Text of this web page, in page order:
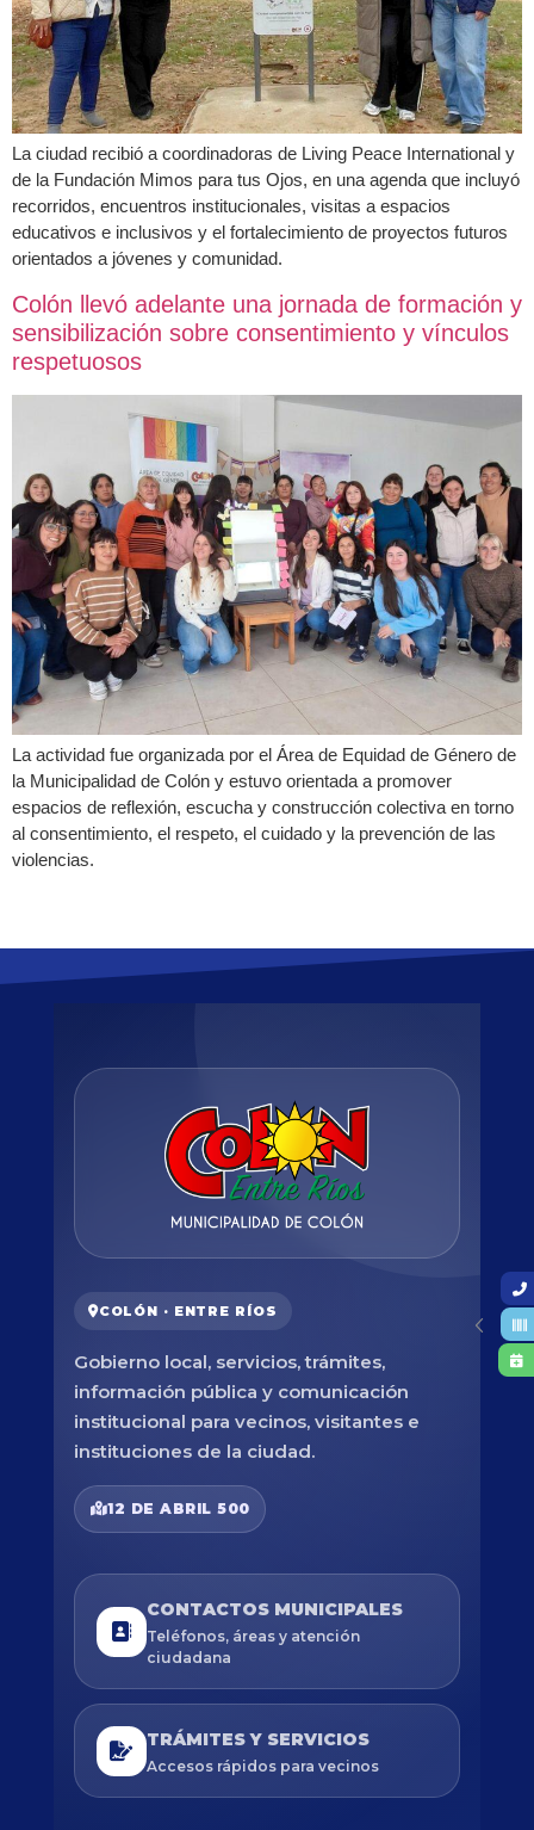
La ciudad recibió a coordinadoras de Living Peace International y
de la Fundación Mimos para tus Ojos, en una agenda que incluyó
recorridos, encuentros institucionales, visitas a espacios
educativos e inclusivos y el fortalecimiento de proyectos futuros
orientados a jóvenes y comunidad.
Colón llevó adelante una jornada de formación y
sensibilización sobre consentimiento y vínculos
respetuosos
La actividad fue organizada por el Área de Equidad de Género de
la Municipalidad de Colón y estuvo orientada a promover
espacios de reflexión, escucha y construcción colectiva en torno
al consentimiento, el respeto, el cuidado y la prevención de las
violencias.
COLÓN · ENTRE RÍOS
Gobierno local, servicios, trámites,
información pública y comunicación
institucional para vecinos, visitantes e
instituciones de la ciudad.
12 DE ABRIL 500
CONTACTOS MUNICIPALES
Teléfonos, áreas y atención
ciudadana
TRÁMITES Y SERVICIOS
Accesos rápidos para vecinos